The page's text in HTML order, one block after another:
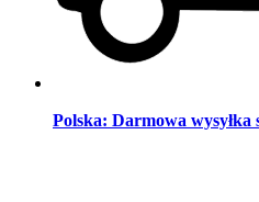
Polska: Darmowa wysyłka